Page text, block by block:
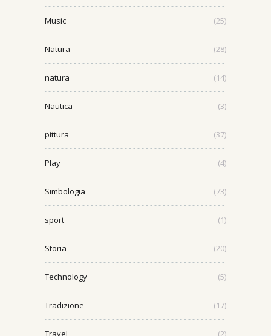
Music (25)
Natura (28)
natura (14)
Nautica (3)
pittura (37)
Play (4)
Simbologia (73)
sport (1)
Storia (20)
Technology (5)
Tradizione (17)
Travel (2)